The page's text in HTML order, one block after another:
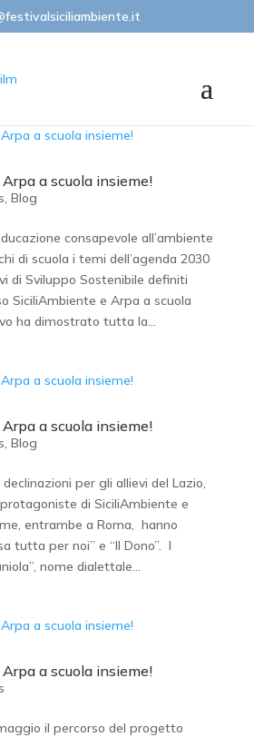
a scuola insieme!
, Blog
consapevole all’ambiente
di scuola i temi dell’agenda 2030
di Sviluppo Sostenibile definiti
SiciliAmbiente e Arpa a scuola
ha dimostrato tutta la...
a scuola insieme!
, Blog
per gli allievi del Lazio,
di SiciliAmbiente e
entrambe a Roma, hanno
tutta per noi” e “Il Dono”. I
nome dialettale...
a scuola insieme!
il percorso del progetto